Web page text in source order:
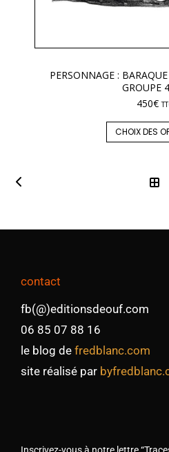
PERSONNAGE :
GROUPE
450€
CHOIX DES
contact
fb(@)editionsdeouf.com
06 85 07 88 16
le blog de fredblanc.com
site réalisé par